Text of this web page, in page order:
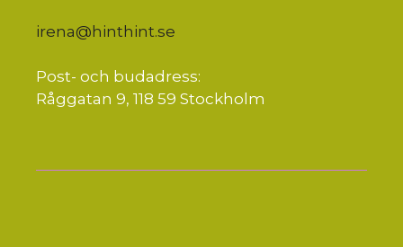
irena@hinthint.se
Post- och budadress:
Råggatan 9, 118 59 Stockholm